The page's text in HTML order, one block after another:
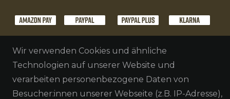
Wir verwenden Cookies und ähnliche
Technologien auf unserer Website und
verarbeiten personenbezogene Daten von
Besucher:innen unserer Webseite (z.B. IP-Adresse),